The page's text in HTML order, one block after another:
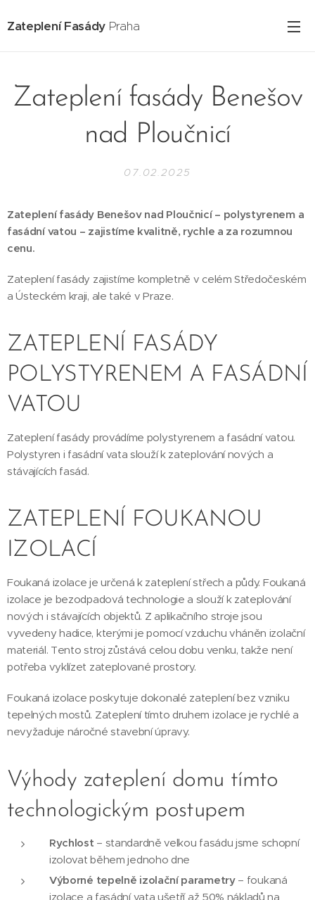
Zateplení Fasády Praha
Zateplení fasády Benešov
nad Ploučnicí
07.02.2025
Zateplení fasády Benešov nad Ploučnicí – polystyrenem a
fasádní vatou – zajistíme kvalitně, rychle a za rozumnou
cenu.
Zateplení fasády zajistíme kompletně v celém Středočeském
a Ústeckém kraji, ale také v Praze.
ZATEPLENÍ FASÁDY
POLYSTYRENEM A FASÁDNÍ
VATOU
Zateplení fasády provádíme polystyrenem a fasádní vatou.
Polystyren i fasádní vata slouží k zateplování nových a
stávajících fasád.
ZATEPLENÍ FOUKANOU
IZOLACÍ
Foukaná izolace je určená k zateplení střech a půdy. Foukaná
izolace je bezodpadová technologie a slouží k zateplování
nových i stávajících objektů. Z aplikačního stroje jsou
vyvedeny hadice, kterými je pomocí vzduchu vháněn izolační
materiál. Tento stroj zůstává celou dobu venku, takže není
potřeba vyklízet zateplované prostory.
Foukaná izolace poskytuje dokonalé zateplení bez vzniku
tepelných mostů. Zateplení tímto druhem izolace je rychlé a
nevyžaduje náročné stavební úpravy.
Výhody zateplení domu tímto
technologickým postupem
Rychlost – standardně velkou fasádu jsme schopní
izolovat během jednoho dne
Výborné tepelně izolační parametry– foukaná
izolace a fasádní vata ušetří až 50% nákladů na